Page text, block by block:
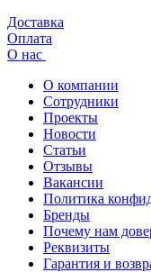
Доставка
Оплата
О нас
О компании
Сотрудники
Проекты
Новости
Статьи
Отзывы
Вакансии
Политика
Бренды
Почему нам
Реквизиты
Гарантия и